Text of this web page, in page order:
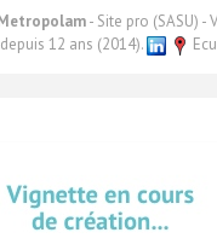
- Site pro (SASU) -
12 ans (2014).